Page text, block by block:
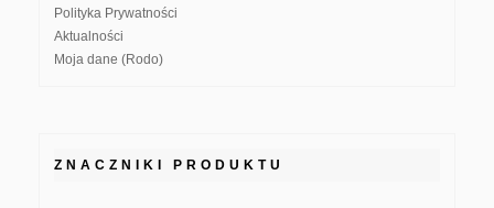
Polityka Prywatności
Aktualności
Moja dane (Rodo)
ZNACZNIKI PRODUKTU